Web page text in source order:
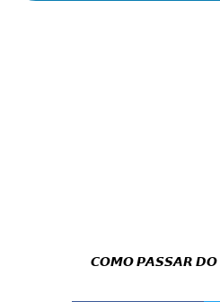
𝘾𝙊𝙈𝙊 𝙋𝘼𝙎𝙎𝘼𝙍 𝘿𝙊